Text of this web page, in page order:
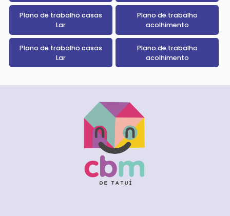
Plano de trabalho casas
Lar
Plano de trabalho
acolhimento
Plano de trabalho casas
Lar
Plano de trabalho
acolhimento